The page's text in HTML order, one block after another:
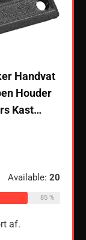
Handvat
Houder
Kast…
Available: 20
85 %
af.